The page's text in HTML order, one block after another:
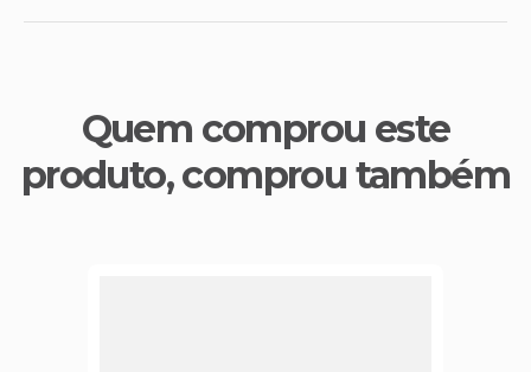
Quem comprou este
produto, comprou também